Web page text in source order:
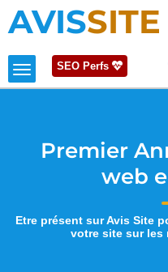
AVISSITE
SEO Perfs
Premier
web
Etre présent sur Avis Site
votre site sur les